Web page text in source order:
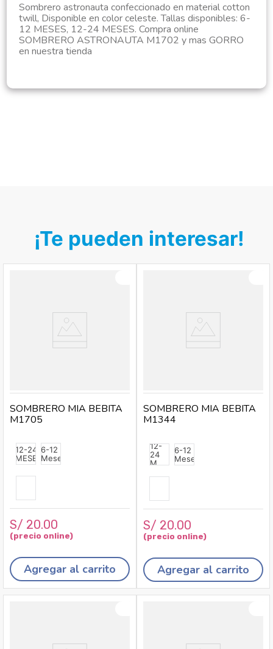
Sombrero astronauta confeccionado en material cotton
twill, Disponible en color celeste. Tallas disponibles: 6-
12 MESES, 12-24 MESES. Compra online
SOMBRERO ASTRONAUTA M1702 y mas GORRO
en nuestra tienda
¡Te pueden interesar!
12-24
MESES
6-12
Meses
SOMBRERO MIA BEBITA
M1705
S/ 20.00
Agregar al carrito
12-
24
M
6-12
Meses
SOMBRERO MIA BEBITA
M1344
S/ 20.00
Agregar al carrito